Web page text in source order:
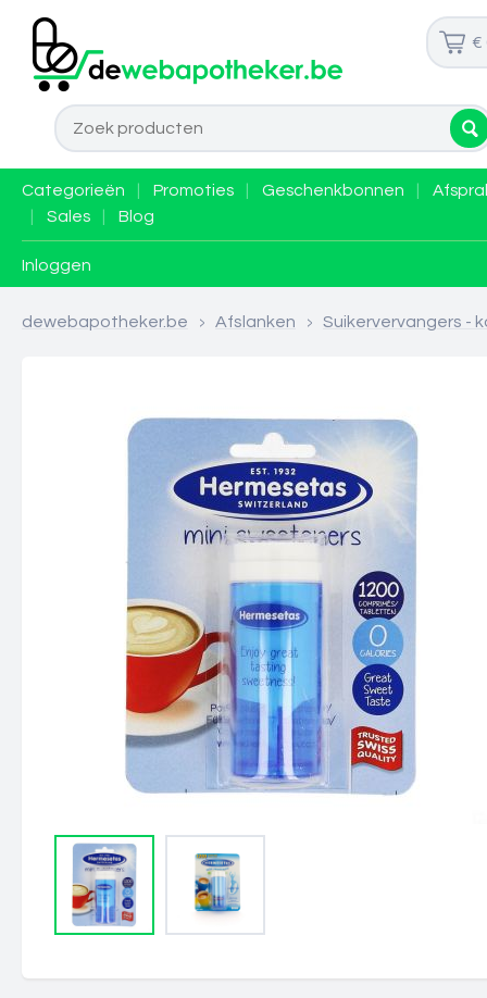
€
Categorieën Promoties Geschenkbonnen
Sales Blog
Inloggen
dewebapotheker.be > Afslanken > Suikervervangers -